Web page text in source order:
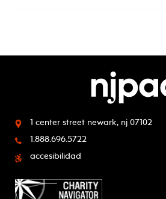
1 center street newark, nj 07102
1.888.696.5722
accesibilidad